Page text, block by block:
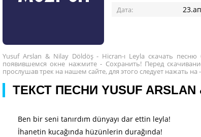
Дата:
Yusuf Arslan & Nilay Döldöş - Hicran-ı Leyla скачать
появившемся окне нажмите - Сохранить! Перед
прослушав трек на нашем сайте, для этого следует нажать на
ТЕКСТ ПЕСНИ YUSUF ARSLAN
Ben bir seni tanırdım dünyayı dar ettin leyla!
İhanetin kucağında hüzünlerin durağında!